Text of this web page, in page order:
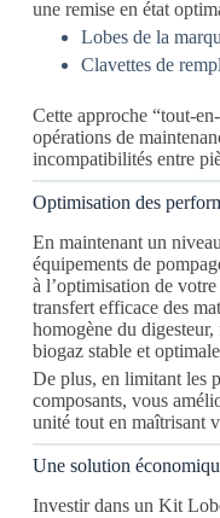
une remise en état
Lobes de la
Clavettes de
Cette approche “tout-
opérations de
incompatibilités entre
Optimisation des
En maintenant un
équipements de
à l’optimisation de
transfert efficace des
homogène du
biogaz stable et
De plus, en limitant les
composants, vous
unité tout en maîtrisant
Une solution
Investir dans un Kit